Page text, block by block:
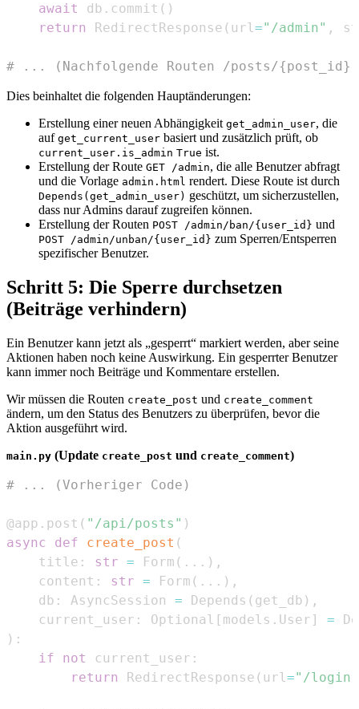
await
db . commit ( )
return
RedirectResponse ( url="/admin" ,
# ... (Nachfolgende Routen /posts/
Dies beinhaltet die folgenden Hauptänderungen:
Erstellung einer neuen Abhängigkeit get_admin_user, die
auf get_current_user basiert und zusätzlich prüft, ob
current_user.is_admin True ist.
Erstellung der Route GET /admin, die alle Benutzer abfragt
und die Vorlage admin.html rendert. Diese Route ist durch
Depends(get_admin_user) geschützt, um sicherzustellen,
dass nur Admins darauf zugreifen können.
Erstellung der Routen POST /admin/ban/{user_id} und
POST /admin/unban/{user_id} zum Sperren/Entsperren
spezifischer Benutzer.
Schritt 5: Die Sperre durchsetzen
(Beiträge verhindern)
Ein Benutzer kann jetzt als „gesperrt“ markiert werden, aber seine
Aktionen haben noch keine Auswirkung. Ein gesperrter Benutzer
kann immer noch Beiträge und Kommentare erstellen.
Wir müssen die Routen create_post und create_comment
ändern, um den Status des Benutzers zu überprüfen, bevor die
Aktion ausgeführt wird.
main.py (Update create_post und create_comment)
# ... (Vorheriger Code)
@app . post ( "/api/posts" )
async
def create_post (
    title
: str = Form ( . . . ) ,
    content
: str = Form ( . . . ) ,
    db
: AsyncSession = Depends ( get_db ) ,
    current_user
: Optional [ models . User ] =
) :
if
not current_user :
return
RedirectResponse ( url="/login"